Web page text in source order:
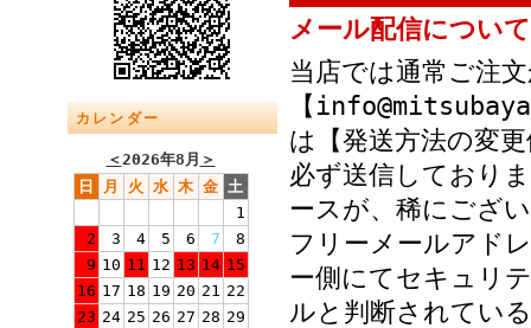
カレンダー
＜2026年8月 ＞
日
月 火 水 木 金 土
1
2
3 4 5 6 7
8
9 10 11 12 13 14 15
16 17 18 19 20 21 22
23 24 25 26 27 28 29
メール配信につい
当店では通常ご注
【
は【発送方法の変
必ず送信しており
ースが、稀にござ
フリーメールアド
ー側にてセキュリ
ルと判断されてい